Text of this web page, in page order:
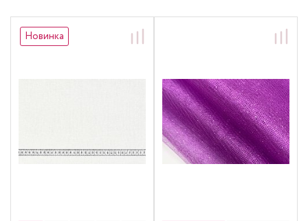
Новинка